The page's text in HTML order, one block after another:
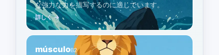
な強力な力を描写するのに適しています。
詳しく →
músculoB2